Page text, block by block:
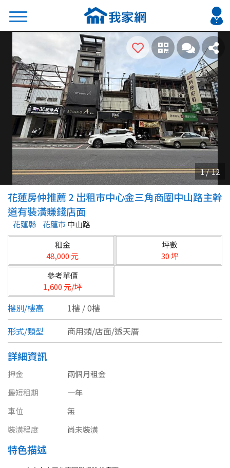
搜尋
熱門關鍵字
2026 台北降價好屋限量釋出
2026 新北降價好屋限量釋出
2026 台中降價好屋限量釋出
2026 台南降價好屋限量釋出
2026 高雄降價好屋限量釋出
縣市
不限
台北市
基隆市
新北市
宜蘭縣
桃園市
新竹市
新竹縣
苗栗縣
台中市
區域
類型(可複選)
不拘 公寓 電梯大樓 套房
農舍 辦公
坪數
花蓮房仲推薦 2 出租市中心金三角商圈中山路主幹
道有裝潢賺錢店面
花蓮縣 花蓮市中山路
租金
48,000 元
坪數
30 坪
參考單價
1,600 元/坪
樓別/樓高
1樓 / 0樓
形式/類型
商用類/店面/透天厝
詳細資訊
押金
兩個月租金
最短租期
一年
車位
無
裝潢程度
尚未裝潢
特色描述